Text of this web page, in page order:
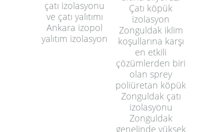
çatı izolasyonu
ve çatı yalıtımı
Ankara izopol
yalıtım izolasyon
Çatı köpük
izolasyon
Zonguldak iklim
koşullarına karşı
en etkili
çözümlerden biri
olan sprey
poliüretan köpük
Zonguldak çatı
izolasyonu
Zonguldak
genelinde yüksek